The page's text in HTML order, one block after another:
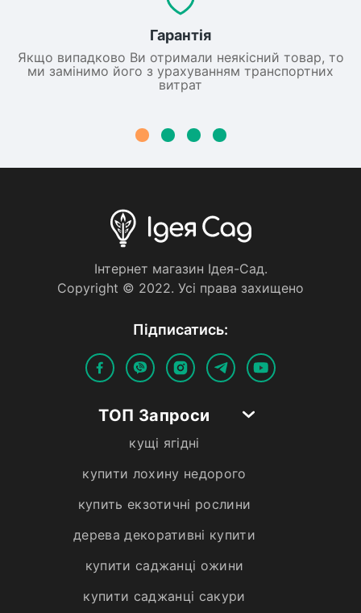
Гарантія
Якщо випадково Ви отримали неякісний товар, то
ми замінимо його з урахуванням транспортних
витрат
Iнтернет магазин Iдея-Сад.
Copyright © 2022. Усi права захищено
Пiдписатись:
ТОП Запроси
кущі ягідні
купити лохину недорого
купить екзотичні рослини
дерева декоративні купити
купити саджанці ожини
купити саджанці сакури